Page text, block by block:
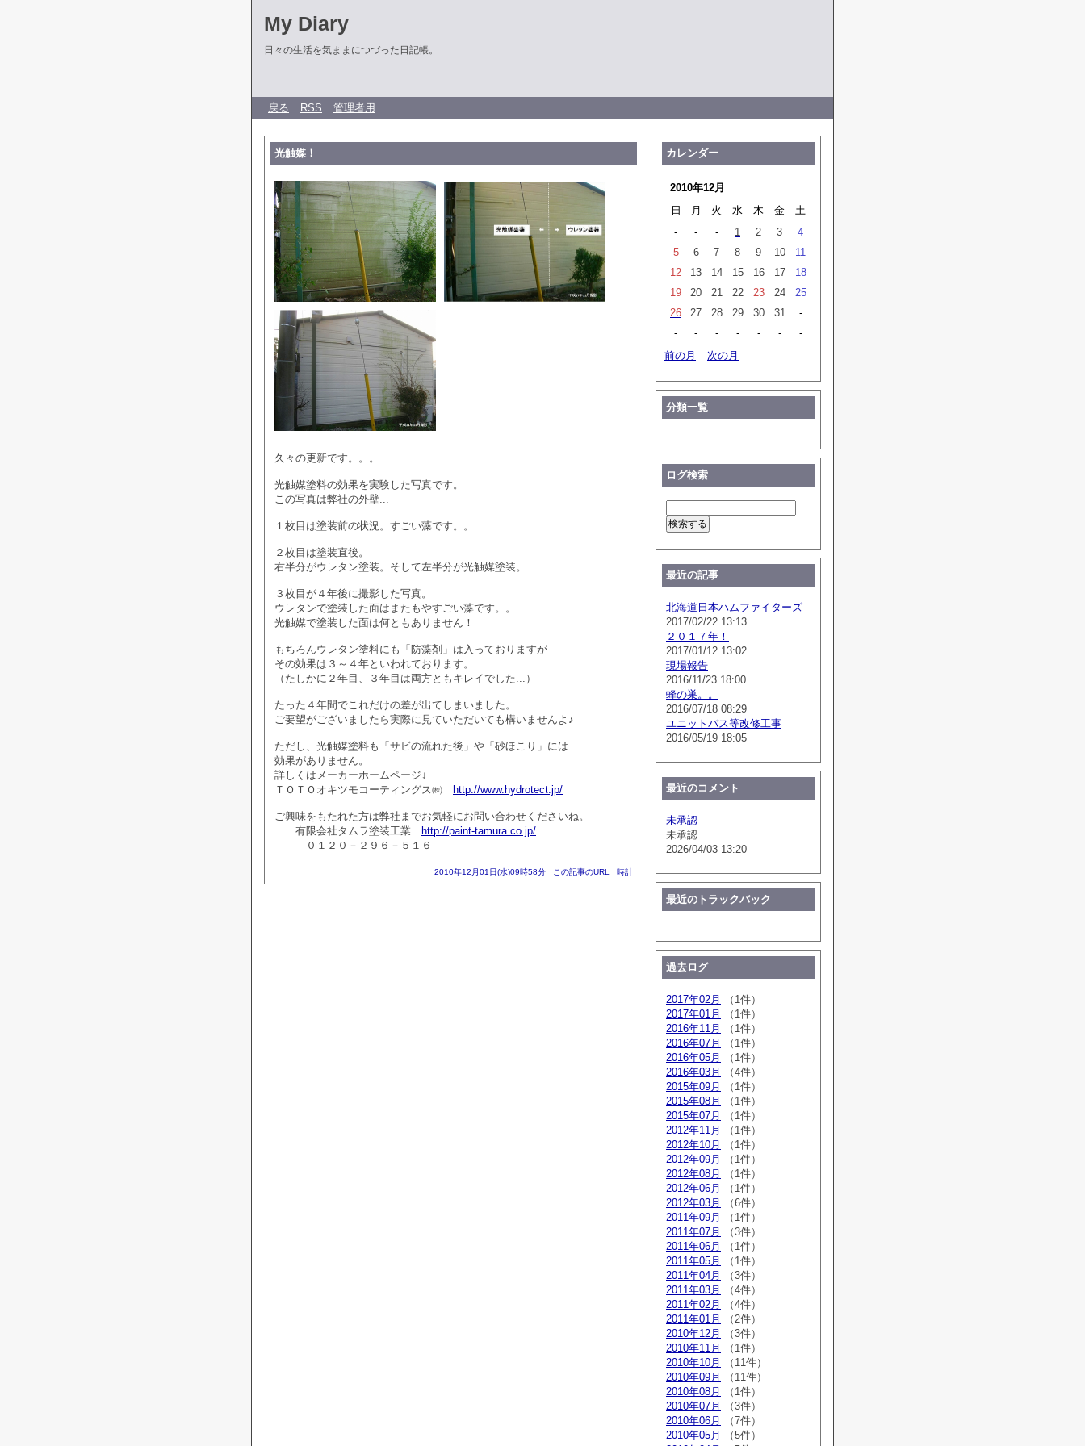
My Diary
日々の生活を気ままにつづった日記帳。
戻る RSS 管理者用
光触媒！
久々の更新です。。。
光触媒塗料の効果を実験した写真です。
この写真は弊社の外壁...
１枚目は塗装前の状況。すごい藻です。。
２枚目は塗装直後。
右半分がウレタン塗装。そして左半分が光触媒塗装。
３枚目が４年後に撮影した写真。
ウレタンで塗装した面はまたもやすごい藻です。。
光触媒で塗装した面は何ともありません！
もちろんウレタン塗料にも「防藻剤」は入っておりますが
その効果は３～４年といわれております。
（たしかに２年目、３年目は両方ともキレイでした...）
たった４年間でこれだけの差が出てしまいました。
ご要望がございましたら実際に見ていただいても構いませんよ♪
ただし、光触媒塗料も「サビの流れた後」や「砂ほこり」には
効果がありません。
詳しくはメーカーホームページ↓
ＴＯＴＯオキツモコーティングス㈱
http://www.hydrotect.jp/
ご興味をもたれた方は弊社までお気軽にお問い合わせくださいね。
有限会社タムラ塗装工業
http://paint-tamura.co.jp/
０１２０－２９６－５１６
2010年12月01日(水)09時58分 この記事のURL 時計
カレンダー
2010年12月
日
月 火 水 木 金
土
-
- - 1 2 3
4
5
6 7 8 9 10
11
12
13 14 15 16 17
18
19
20 21 22 23 24
25
26
27 28 29 30 31
-
-
- - - - -
-
前の月
次の月
分類一覧
ログ検索
最近の記事
北海道日本ハムファイターズ
2017/02/22 13:13
２０１７年！
2017/01/12 13:02
現場報告
2016/11/23 18:00
蜂の巣。。
2016/07/18 08:29
ユニットバス等改修工事
2016/05/19 18:05
最近のコメント
未承認
未承認
2026/04/03 13:20
最近のトラックバック
過去ログ
2017年02月
（1件）
2017年01月
（1件）
2016年11月
（1件）
2016年07月
（1件）
2016年05月
（1件）
2016年03月
（4件）
2015年09月
（1件）
2015年08月
（1件）
2015年07月
（1件）
2012年11月
（1件）
2012年10月
（1件）
2012年09月
（1件）
2012年08月
（1件）
2012年06月
（1件）
2012年03月
（6件）
2011年09月
（1件）
2011年07月
（3件）
2011年06月
（1件）
2011年05月
（1件）
2011年04月
（3件）
2011年03月
（4件）
2011年02月
（4件）
2011年01月
（2件）
2010年12月
（3件）
2010年11月
（1件）
2010年10月
（11件）
2010年09月
（11件）
2010年08月
（1件）
2010年07月
（3件）
2010年06月
（7件）
2010年05月
（5件）